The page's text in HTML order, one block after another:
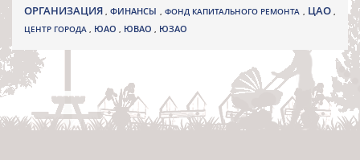
ОРГАНИЗАЦИЯ,ФИНАНСЫ , ФОНД КАПИТАЛЬНОГО РЕМОНТА , ЦАО,
ЦЕНТР ГОРОДА , ЮАО , ЮВАО , ЮЗАО